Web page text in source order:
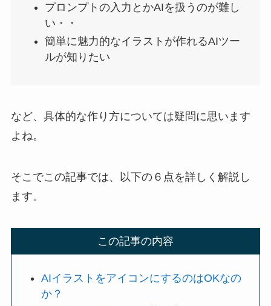
プロンプトの入力とかAIを扱うのが難し
い・・
簡単に魅力的なイラストが作れるAIツー
ルが知りたい
など、具体的な作り方については疑問に思います
よね。
そこでこの記事では、以下の６点を詳しく解説し
ます。
この記事の内容
AIイラストをアイコンにするのはOKなの
か？